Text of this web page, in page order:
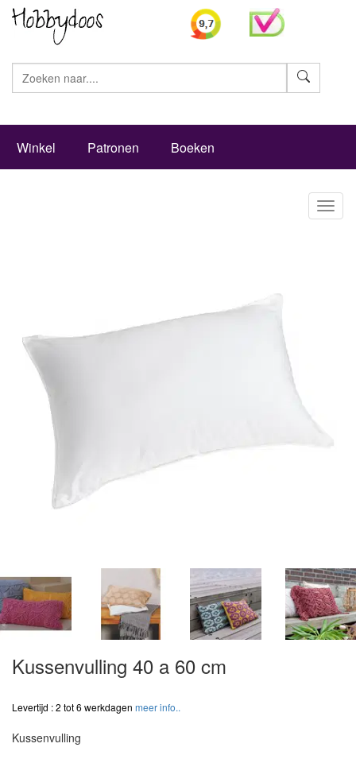
Winkel Patronen Boeken
Kussenvulling 40 a 60 cm
Levertijd : 2 tot 6 werkdagen meer info..
Kussenvulling